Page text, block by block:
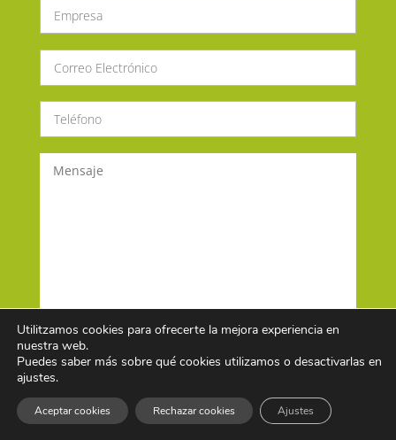
Utilitzamos cookies para ofrecerte la mejora experiencia en
nuestra web.
Puedes saber más sobre qué cookies utilizamos o desactivarlas en
ajustes.
Aceptar cookies Rechazar cookies Ajustes